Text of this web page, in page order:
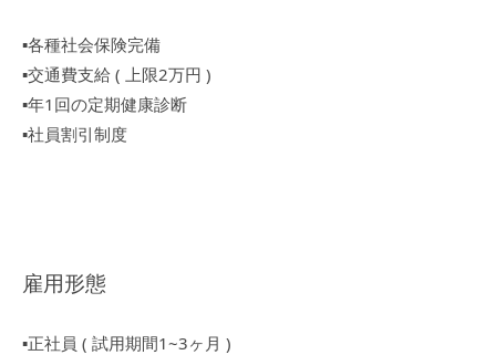
▪︎各種社会保険完備
▪︎交通費支給 ( 上限2万円 )
▪︎年1回の定期健康診断
▪︎社員割引制度
雇用形態
▪︎正社員 ( 試用期間1~3ヶ月 )